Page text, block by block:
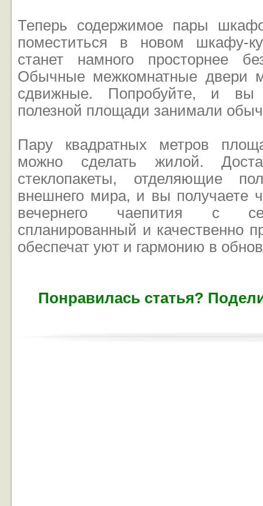
Теперь содержимое пары
поместиться в новом шкафу-
станет намного просторнее
Обычные межкомнатные двери
сдвижные. Попробуйте, и вы
полезной площади занимали
Пару квадратных метров
можно сделать жилой.
стеклопакеты, отделяющие
внешнего мира, и вы получаете
вечернего чаепития с
спланированный и качественно
обеспечат уют и гармонию в
Понравилась статья?